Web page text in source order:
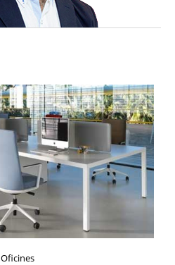
Oficines